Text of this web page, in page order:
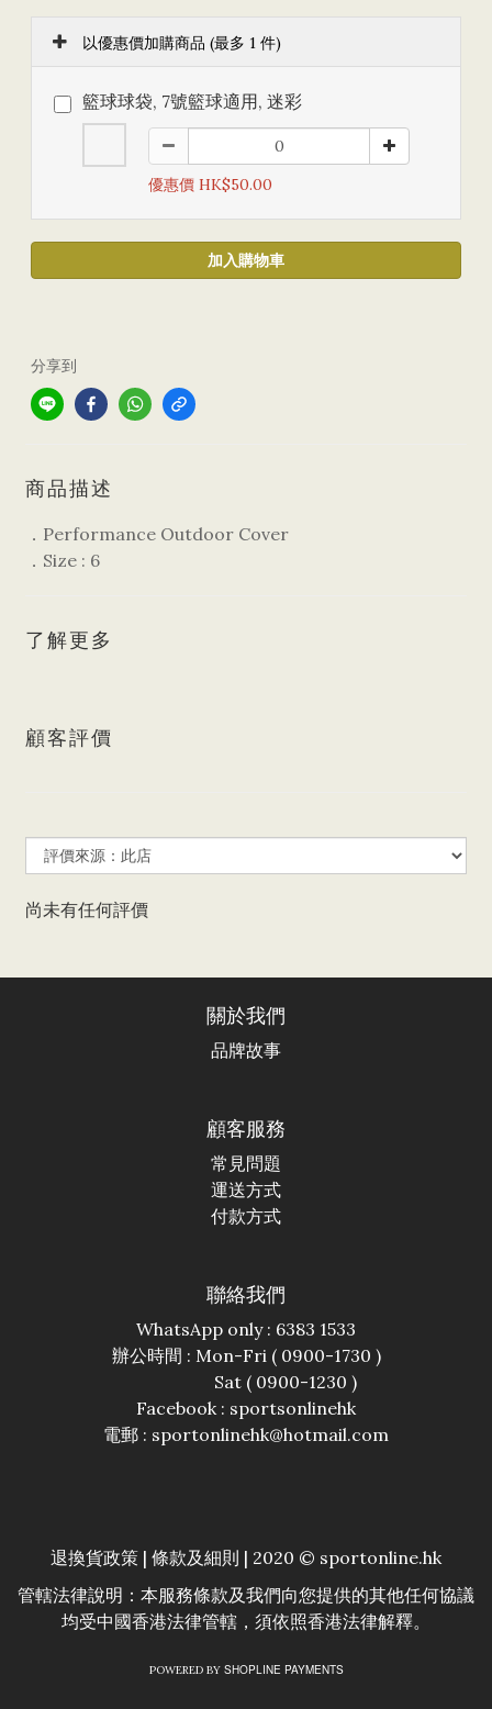
以優惠價加購商品 (最多 1 件)
籃球球袋, 7號籃球適用, 迷彩
優惠價 HK$50.00
加入購物車
分享到
商品描述
．Performance Outdoor Cover
．Size : 6
了解更多
顧客評價
尚未有任何評價
關於我們
品牌故事
顧客服務
常見問題
運送方式
付款方式
聯絡我們
WhatsApp only : 6383 1533
辦公時間 : Mon-Fri ( 0900-1730 )
Sat ( 0900-1230 )
Facebook : sportsonlinehk
電郵 : sportonlinehk@hotmail.com
退換貨政策 | 條款及細則 | 2020 © sportonline.hk
管轄法律說明：本服務條款及我們向您提供的其他任何協議
均受中國香港法律管轄，須依照香港法律解釋。
POWERED BY SHOPLINE PAYMENTS